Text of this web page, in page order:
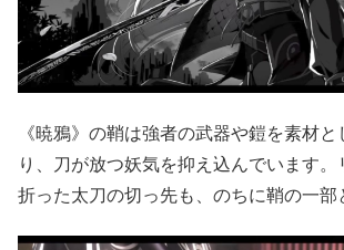
《暁鴉》の鞘は強者の武器や鎧を素材
り、刀が放つ妖気を抑え込んでいます
折った太刀の切っ先も、のちに鞘の一部